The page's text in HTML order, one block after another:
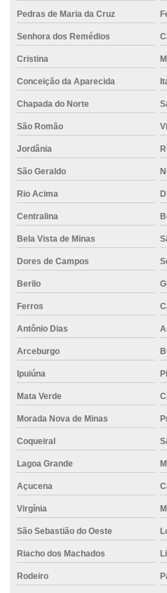
Fundação com controle técnico
Fundação para edifícios altos
Fundação de estaca escavada
Fundação de estaca strauss
Fundação com estacas de concreto
Fundação hélice contínua
Fundação com hélice contínua para
Fundação para obras industriais
Fundação com perfuração controlada
Fundação profunda
Fundação com sistema monitorado
Fundação com suporte técnico
Fundação com tubulão
Fundações especiais
Fundações por estacas
Fundações profundas estacas
Locação de empilhadeira elétrica
Locação de empilhadeira com
Locação de empilhadeira preço
Locação de empilhadeira valor
Pedras de Maria da Cruz
Senhora dos Remédios
Cristina
Conceição da Aparecida
Chapada do Norte
São Romão
Jordânia
São Geraldo
Rio Acima
Centralina
Bela Vista de Minas
Dores de Campos
Berilo
Ferros
Antônio Dias
Arceburgo
Ipuiúna
Mata Verde
Morada Nova de Minas
Coqueiral
Lagoa Grande
Açucena
Virgínia
São Sebastião do Oeste
Riacho dos Machados
Rodeiro